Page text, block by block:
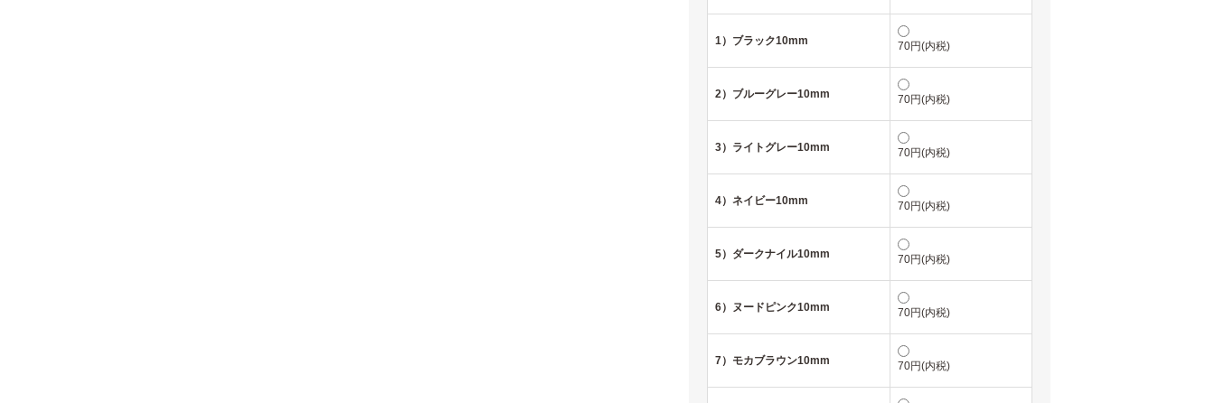
1）ブラック10mm 70円(内税)
2）ブルーグレー10mm 70円(内税)
3）ライトグレー10mm 70円(内税)
4）ネイビー10mm 70円(内税)
5）ダークナイル10mm 70円(内税)
6）ヌードピンク10mm 70円(内税)
7）モカブラウン10mm 70円(内税)